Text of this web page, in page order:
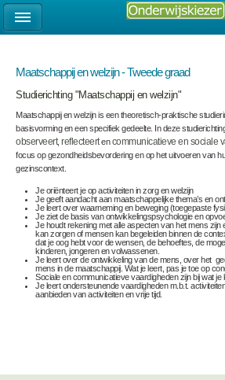
Maatschappij en welzijn - Tweede graad
Studierichting "Maatschappij en welzijn"
Maatschappij en welzijn is een theoretisch-praktische
basisvorming en een specifiek gedeelte. In deze
observeert, reflecteertencommunicatieve en sociale
focus op gezondheidsbevordering en op het uitvoeren van
gezinscontext.
Je oriënteert je op activiteiten in zorg en welzijn
Je geeft aandacht aan maatschappelijke thema’s en
Je leert over waarneming en beweging (toegepaste
Je ziet de basis van ontwikkelingspsychologie en
Je houdt rekening met alle aspecten van het mens
kan zorgen of mensen kan begeleiden binnen de
dat je oog hebt voor de wensen, de behoeftes, de
kinderen, jongeren en volwassenen.
Je leert over de ontwikkeling van de mens, over het
mens in de maatschappij. Wat je leert, pas je toe op
Sociale en communicatieve vaardigheden zijn bij wat je
Je leert ondersteunende vaardigheden m.b.t.
aanbieden van activiteiten en vrije tijd.